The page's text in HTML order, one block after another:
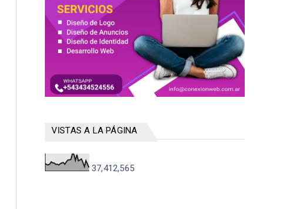
VISTAS A LA PÁGINA
37,412,565